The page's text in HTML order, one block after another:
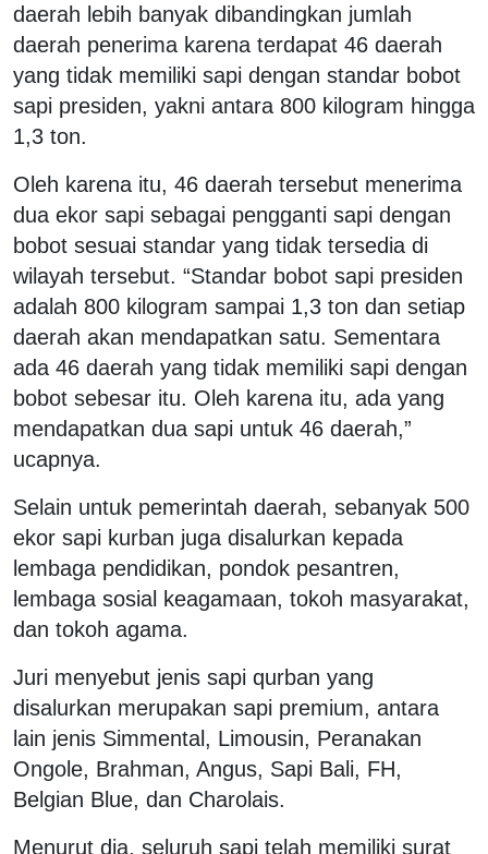
daerah lebih banyak dibandingkan jumlah
daerah penerima karena terdapat 46 daerah
yang tidak memiliki sapi dengan standar bobot
sapi presiden, yakni antara 800 kilogram hingga
1,3 ton.
Oleh karena itu, 46 daerah tersebut menerima
dua ekor sapi sebagai pengganti sapi dengan
bobot sesuai standar yang tidak tersedia di
wilayah tersebut. “Standar bobot sapi presiden
adalah 800 kilogram sampai 1,3 ton dan setiap
daerah akan mendapatkan satu. Sementara
ada 46 daerah yang tidak memiliki sapi dengan
bobot sebesar itu. Oleh karena itu, ada yang
mendapatkan dua sapi untuk 46 daerah,”
ucapnya.
Selain untuk pemerintah daerah, sebanyak 500
ekor sapi kurban juga disalurkan kepada
lembaga pendidikan, pondok pesantren,
lembaga sosial keagamaan, tokoh masyarakat,
dan tokoh agama.
Juri menyebut jenis sapi qurban yang
disalurkan merupakan sapi premium, antara
lain jenis Simmental, Limousin, Peranakan
Ongole, Brahman, Angus, Sapi Bali, FH,
Belgian Blue, dan Charolais.
Menurut dia, seluruh sapi telah memiliki surat